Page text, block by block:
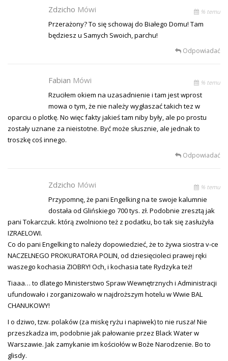
Zdzicho Mówi % temu
Przerażony? To się schowaj do Białego Domu! Tam
będziesz u Samych Swoich, parchu!
Odpowiadać
Fabian Mówi % temu
Rzuciłem okiem na uzasadnienie i tam jest wprost
mowa o tym, że nie należy wygłaszać takich tez w
oparciu o plotkę. No więc fakty jakieś tam niby były, ale po prostu
zostały uznane za nieistotne. Być może słusznie, ale jednak to
troszkę coś innego.
Odpowiadać
Zdzicho Mówi % temu
Przypomnę, że pani Engelking na te swoje kalumnie
dostała od Glińskiego 700 tys. zł. Podobnie zresztą jak
pani Tokarczuk. którą zwolniono też z podatku, bo tak się zasłużyła
IZRAELOWI.
Co do pani Engelking to należy dopowiedzieć, że to żywa siostra v-ce
NACZELNEGO PROKURATORA POLIN, od dziesięcioleci prawej ręki
waszego kochasia ZIOBRY! Och, i kochasia tate Rydzyka też!
Tiaaa… to dlatego Ministerstwo Spraw Wewnętrznych i Administracji
ufundowało i zorganizowało w najdroższym hotelu w Wwie BAL
CHANUKOWY!
I o dziwo, tzw. polaków (za miskę ryżu i napiwek) to nie rusza! Nie
przeszkadza im, podobnie jak pałowanie przez Black Water w
Warszawie. Jak zamykanie im kościołów w Boże Narodzenie. Bo to
glisdy.